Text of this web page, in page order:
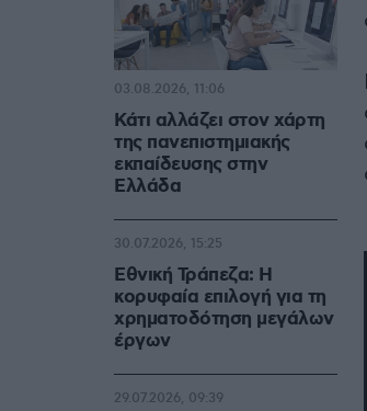
Κάτι αλλάζει στον χάρτη
της πανεπιστημιακής
εκπαίδευσης στην
Ελλάδα
03.08.2026, 11:06
Εθνική Τράπεζα: Η
κορυφαία επιλογή για τη
χρηματοδότηση μεγάλων
έργων
30.07.2026, 15:25
29.07.2026, 09:39